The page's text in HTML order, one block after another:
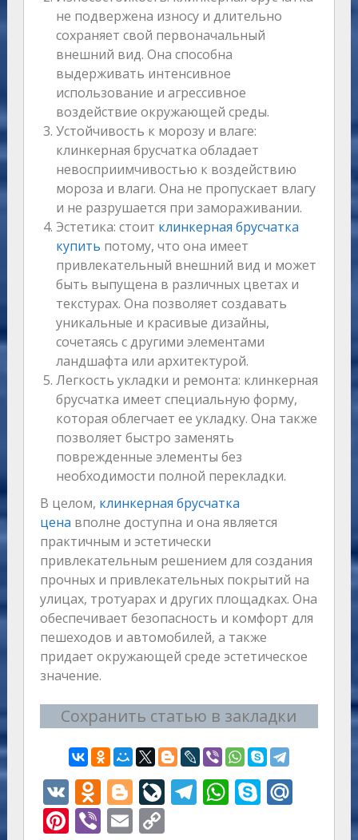
не подвержена износу и длительно
сохраняет свой первоначальный
внешний вид. Она способна
выдерживать интенсивное
использование и агрессивное
воздействие окружающей среды.
Устойчивость к морозу и влаге:
клинкерная брусчатка обладает
невосприимчивостью к воздействию
мороза и влаги. Она не пропускает влагу
и не разрушается при замораживании.
Эстетика: стоит клинкерная брусчатка
купить потому, что она имеет
привлекательный внешний вид и может
быть выпущена в различных цветах и
текстурах. Она позволяет создавать
уникальные и красивые дизайны,
сочетаясь с другими элементами
ландшафта или архитектурой.
Легкость укладки и ремонта: клинкерная
брусчатка имеет специальную форму,
которая облегчает ее укладку. Она также
позволяет быстро заменять
поврежденные элементы без
необходимости полной перекладки.
В целом, клинкерная брусчатка
цена вполне доступна и она является
практичным и эстетически
привлекательным решением для создания
прочных и привлекательных покрытий на
улицах, тротуарах и других площадках. Она
обеспечивает безопасность и комфорт для
пешеходов и автомобилей, а также
придает окружающей среде эстетическое
значение.
Сохранить статью в закладки
V
K
O
d
Bl
o
Li
v
T W S M
Pi Vi E C